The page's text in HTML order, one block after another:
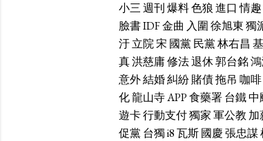
小三週刊爆料色狼進口 情趣
臉書IDF金曲 入圍徐旭東獨
汙立院宋 國黨民黨林右昌
真洪慈庸修法退休郭台銘
意外結婚糾紛賭債拖吊 咖啡
化龍山寺APP食藥署台鐵中
遊卡行動支付獨家軍公教 加
促黨台獨i8瓦斯國慶張忠謀